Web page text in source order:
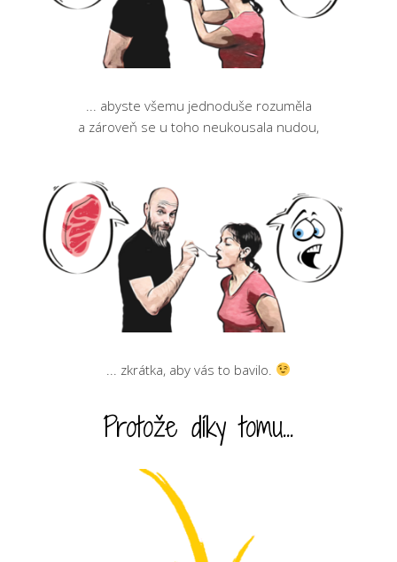
... abyste všemu jednoduše rozuměla
a zároveň se u toho neukousala nudou,
... zkrátka, aby vás to bavilo.
Protože díky tomu...